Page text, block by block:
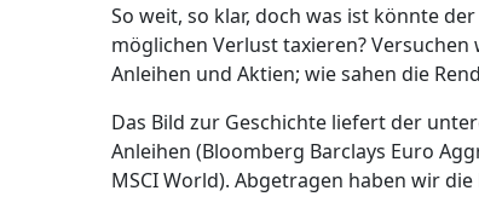
So weit, so klar, doch was ist könnte
möglichen Verlust taxieren?
Anleihen und Aktien; wie sahen die
Das Bild zur Geschichte liefert der
Anleihen (Bloomberg Barclays Euro
MSCI World). Abgetragen haben wir